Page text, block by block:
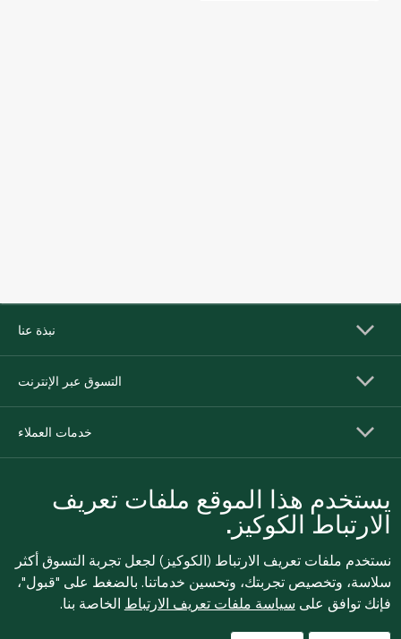
نبذة عنا
التسوق عبر الإنترنت
خدمات العملاء
يستخدم هذا الموقع ملفات تعريف
الارتباط الكوكيز.
نستخدم ملفات تعريف الارتباط (الكوكيز) لجعل تجربة التسوق أكثر
سلاسة، وتخصيص تجربتك، وتحسين خدماتنا. بالضغط على "قبول"،
فإنك توافق على سياسة ملفات تعريف الارتباط الخاصة بنا.